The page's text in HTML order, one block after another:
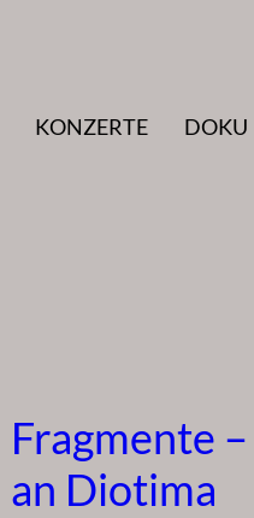
KONZERTE DOKU
Fragmente
an Diotima